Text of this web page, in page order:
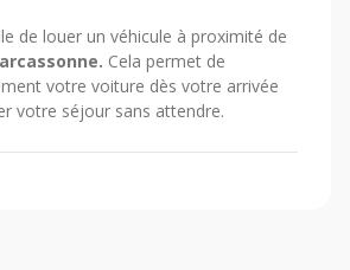
de louer un véhicule à proximité de
Cela permet de
votre voiture dès votre arrivée
votre séjour sans attendre.